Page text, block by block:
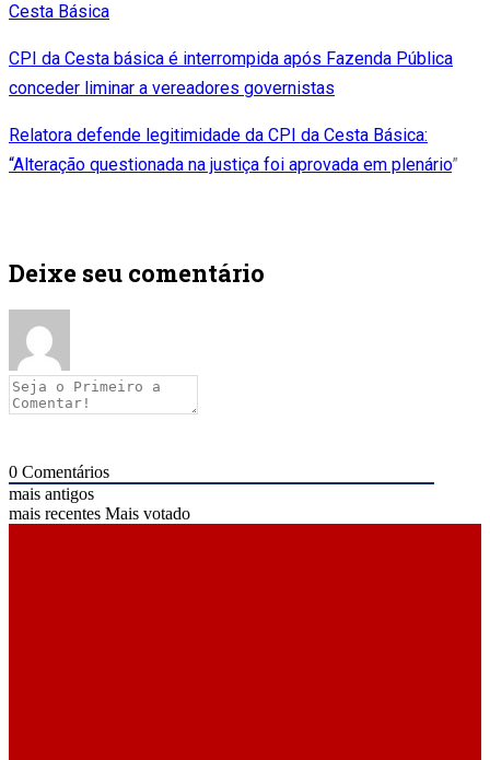
Cesta Básica
CPI da Cesta básica é interrompida após Fazenda Pública
conceder liminar a vereadores governistas
Relatora defende legitimidade da CPI da Cesta Básica:
“Alteração questionada na justiça foi aprovada em plenário”
Deixe seu comentário
0 Comentários
mais antigos
mais recentes Mais votado